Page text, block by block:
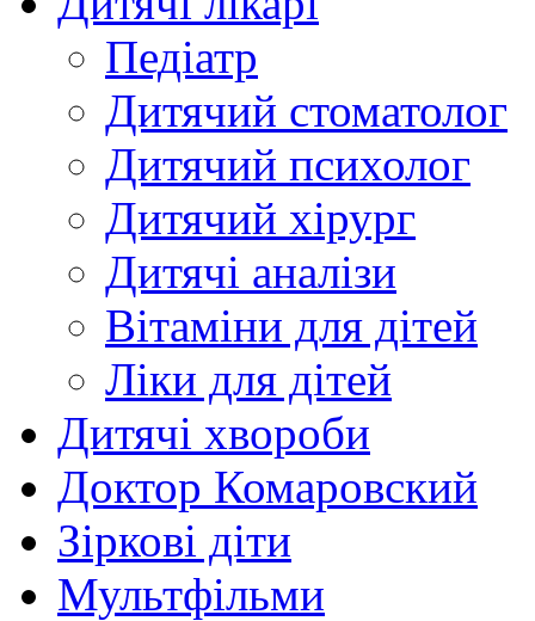
Педіатр
Дитячий стоматолог
Дитячий психолог
Дитячий хірург
Дитячі аналізи
Вітаміни для дітей
Ліки для дітей
Дитячі хвороби
Доктор Комаровский
Зіркові діти
Мультфільми